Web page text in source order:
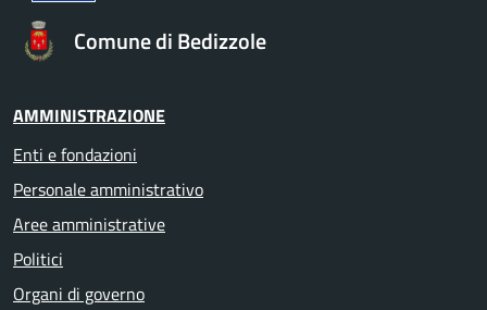
Comune di Bedizzole
AMMINISTRAZIONE
Enti e fondazioni
Personale amministrativo
Aree amministrative
Politici
Organi di governo